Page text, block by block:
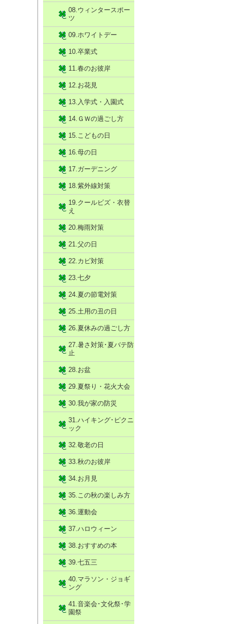
08.ウィンタースポー
ツ
09.ホワイトデー
10.卒業式
11.春のお彼岸
12.お花見
13.入学式・入園式
14.ＧＷの過ごし方
15.こどもの日
16.母の日
17.ガーデニング
18.紫外線対策
19.クールビズ・衣替
え
20.梅雨対策
21.父の日
22.カビ対策
23.七夕
24.夏の節電対策
25.土用の丑の日
26.夏休みの過ごし方
27.暑さ対策･夏バテ防
止
28.お盆
29.夏祭り・花火大会
30.我が家の防災
31.ハイキング･ピクニ
ック
32.敬老の日
33.秋のお彼岸
34.お月見
35.この秋の楽しみ方
36.運動会
37.ハロウィーン
38.おすすめの本
39.七五三
40.マラソン・ジョギ
ング
41.音楽会･文化祭･学
園祭